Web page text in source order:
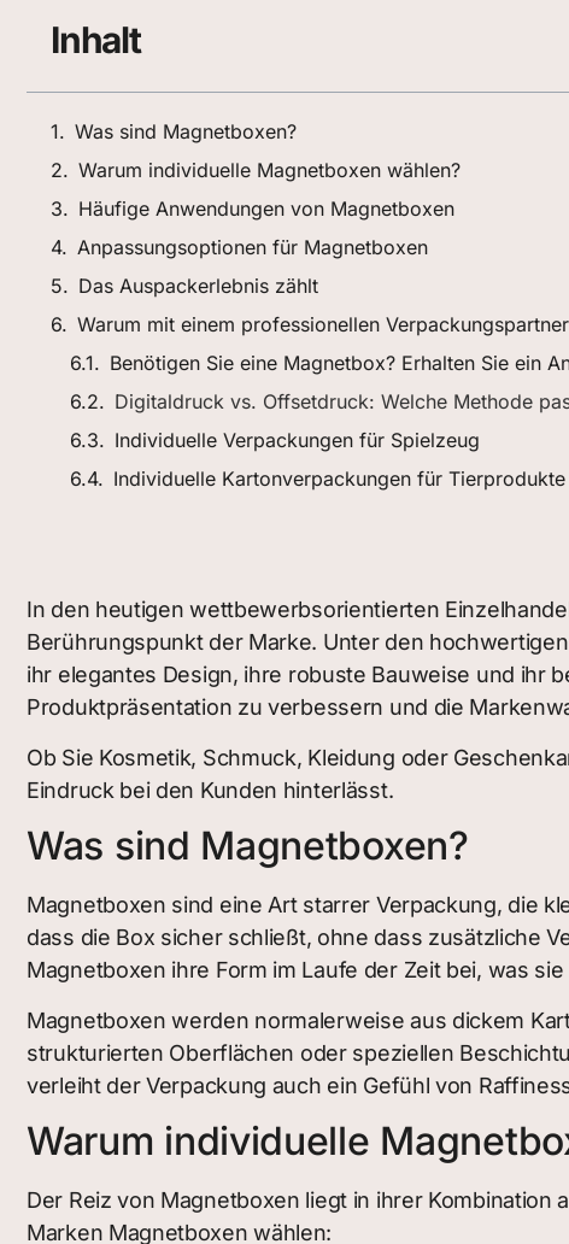
Inhalt
Was sind Magnetboxen?
Warum individuelle Magnetboxen wählen?
Häufige Anwendungen von Magnetboxen
Anpassungsoptionen für Magnetboxen
Das Auspackerlebnis zählt
Warum mit einem professionellen
Benötigen Sie eine Magnetbox? Erhalten Sie ein
Digitaldruck vs. Offsetdruck: Welche Methode
Individuelle Verpackungen für Spielzeug
Individuelle Kartonverpackungen für Tierprodukte
In den heutigen wettbewerbsorientierten
Berührungspunkt der Marke. Unter den
ihr elegantes Design, ihre robuste Bauweise und ihr
Produktpräsentation zu verbessern und die
Ob Sie Kosmetik, Schmuck, Kleidung oder
Eindruck bei den Kunden hinterlässt.
Was sind Magnetboxen?
Magnetboxen sind eine Art starrer Verpackung, die
dass die Box sicher schließt, ohne dass zusätzliche
Magnetboxen ihre Form im Laufe der Zeit bei, was
Magnetboxen werden normalerweise aus dickem
strukturierten Oberflächen oder speziellen
verleiht der Verpackung auch ein Gefühl von
Warum individuelle
Der Reiz von Magnetboxen liegt in ihrer Kombination
Marken Magnetboxen wählen: